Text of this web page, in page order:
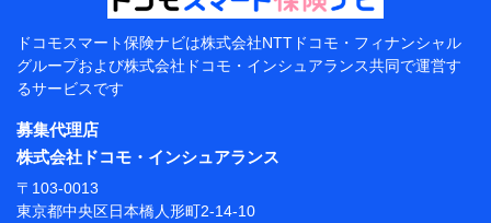
ドコモスマート保険ナビは株式会社NTTドコモ・フィナンシャル
グループおよび株式会社ドコモ・インシュアランス共同で運営す
るサービスです
募集代理店
株式会社ドコモ・インシュアランス
〒103-0013
東京都中央区日本橋人形町2-14-10